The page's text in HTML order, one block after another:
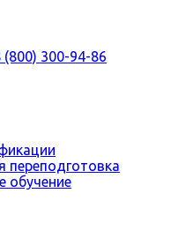
(800) 300-94-86
переподготовка
обучение